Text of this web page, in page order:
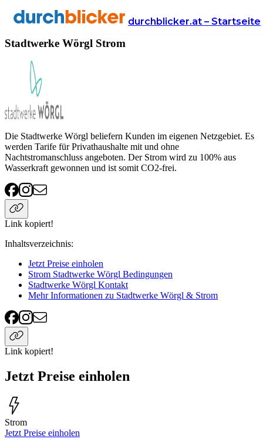
durchblicker.at – Startseite
Anbieter Energie strom Stadtwerke Wörgl
Stadtwerke Wörgl Strom
Die Stadtwerke Wörgl beliefern Kunden im eigenen Netzgebiet. Es
werden Tarife für Privathaushalte mit und ohne
Nachtstromanschluss angeboten. Der Strom wird zu 100% aus
Wasserkraft gewonnen und ist somit CO2-frei.
Link kopiert!
Inhaltsverzeichnis:
Jetzt Preise einholen
Strom Stadtwerke Wörgl Bedingungen
Stadtwerke Wörgl Kontakt
Mehr Informationen zu Stadtwerke Wörgl & Strom
Link kopiert!
Jetzt Preise einholen
Strom
Jetzt Preise einholen